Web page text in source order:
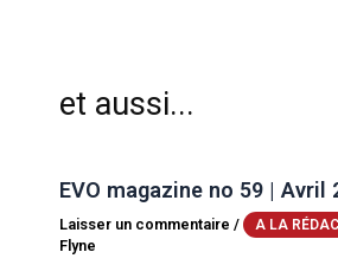
et aussi...
EVO magazine no 59 | Avril
Laisser un commentaire / A LA RÉDAC
Flyne